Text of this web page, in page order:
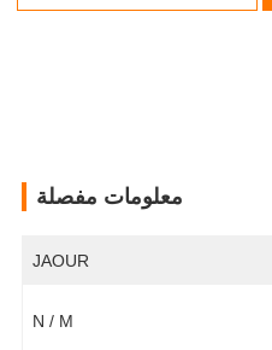
معلومات مفصلة
JAOUR
N / M